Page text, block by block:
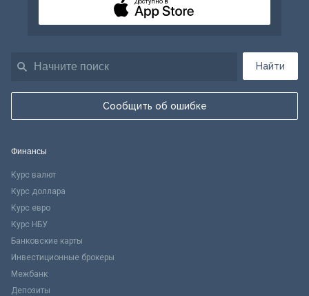
Найти
Сообщить об ошибке
Финансы
Курс валют
Курс доллара
Курс евро
Курс НБУ
Банковские карты
Инвестиционные брокеры
Межбанк
Депозиты